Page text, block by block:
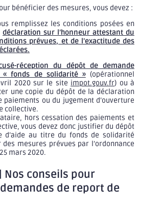
bénéficier des mesures, vous devez :
remplissez les conditions posées en
déclaration sur l’honneur attestant du
prévues, et de l’exactitude des
réception du dépôt de demande
« fonds de solidarité »(opérationnel
2020 sur le site impot.gouv.fr) ou à
une copie du dépôt de la déclaration
paiements ou du jugement d’ouverture
collective.
hors cessation des paiements et
vous devez donc justifier du dépôt
d’aide au titre du fonds de solidarité
mesures prévues par l’ordonnance
mars 2020.
Nos conseils pour
de report de